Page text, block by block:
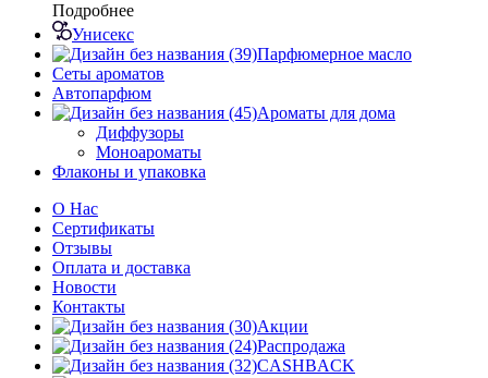
Подробнее
Унисекс
Парфюмерное масло
Сеты ароматов
Автопарфюм
Ароматы для дома
Диффузоры
Моноароматы
Флаконы и упаковка
О Нас
Сертификаты
Отзывы
Оплата и доставка
Новости
Контакты
Акции
Распродажа
CASHBACK